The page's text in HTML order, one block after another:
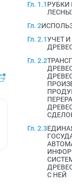
Гл. 1.1РУБКИ
Гл. 2
Гл. 2.1УЧЕТ
Гл. 2.2
Гл. 2.3
С НЕЙ